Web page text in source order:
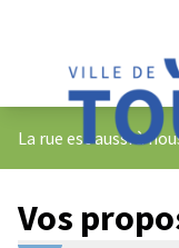
La rue est aussi à
Vos